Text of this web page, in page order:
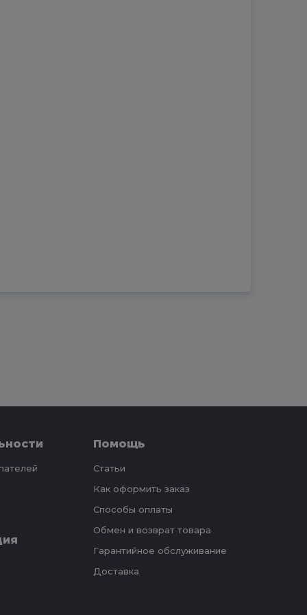
Помощь
Статьи
Как оформить заказ
Способы оплаты
Обмен и возврат товара
Гарантийное обслуживание
Доставка